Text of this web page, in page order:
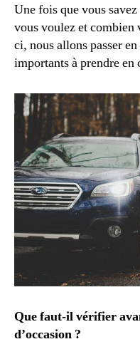
Une fois que vous
vous voulez et combien
ci, nous allons passer
importants à prendre
Que faut-il vérifier
d’occasion ?